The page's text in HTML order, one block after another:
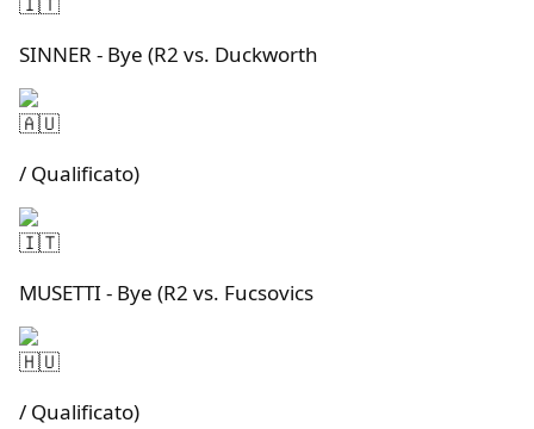
SINNER - Bye (R2 vs. Duckworth
/ Qualificato)
MUSETTI - Bye (R2 vs. Fucsovics
/ Qualificato)